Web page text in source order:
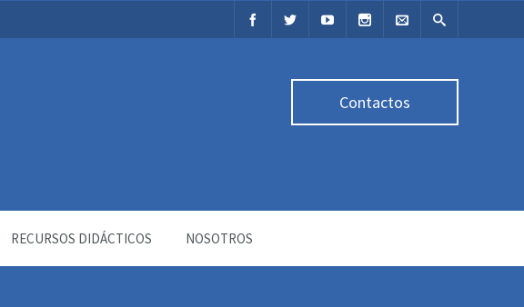
Contactos
RECURSOS DIDÁCTICOS NOSOTROS